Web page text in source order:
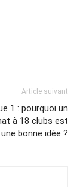
Article suivant
1 : pourquoi un
à 18 clubs est
une bonne idée ?